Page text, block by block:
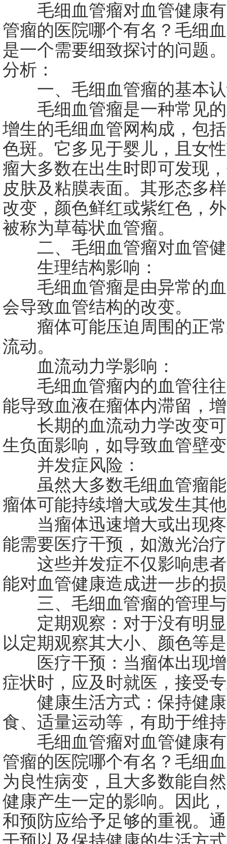
毛细血管瘤对血管健康有
管瘤的医院哪个有名？毛细
是一个需要细致探讨的问题
分析：
一、毛细血管瘤的基本
毛细血管瘤是一种常见的
增生的毛细血管网构成，包
色斑。它多见于婴儿，且女
瘤大多数在出生时即可发现
皮肤及粘膜表面。其形态多
改变，颜色鲜红或紫红色，
被称为草莓状血管瘤。
二、毛细血管瘤对血管健
生理结构影响：
毛细血管瘤是由异常的血
会导致血管结构的改变。
瘤体可能压迫周围的正常
流动。
血流动力学影响：
毛细血管瘤内的血管往往
能导致血液在瘤体内滞留，
长期的血流动力学改变可
生负面影响，如导致血管壁
并发症风险：
虽然大多数毛细血管瘤能
瘤体可能持续增大或发生其
当瘤体迅速增大或出现疼
能需要医疗干预，如激光治
这些并发症不仅影响患者
能对血管健康造成进一步的
三、毛细血管瘤的管理与
定期观察：对于没有明显
以定期观察其大小、颜色等
医疗干预：当瘤体出现增
症状时，应及时就医，接受
健康生活方式：保持健康
食、适量运动等，有助于维
毛细血管瘤对血管健康有
管瘤的医院哪个有名？毛细
为良性病变，且大多数能自
健康产生一定的影响。因此
和预防应给予足够的重视。